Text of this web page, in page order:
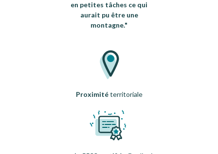
en petites tâches ce qui
aurait pu être une
montagne."
Proximitéterritoriale